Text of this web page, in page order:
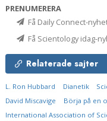
PRENUMERERA
Få Daily Connect-
Få Scientology idag-
Relaterade sajter
L. Ron Hubbard Dianetik
David Miscavige
Börja på en
International Association of